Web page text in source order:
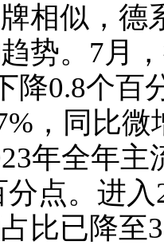
相似，德
势。7月
降0.8个
，同比
年全年
分点。进
比已降至